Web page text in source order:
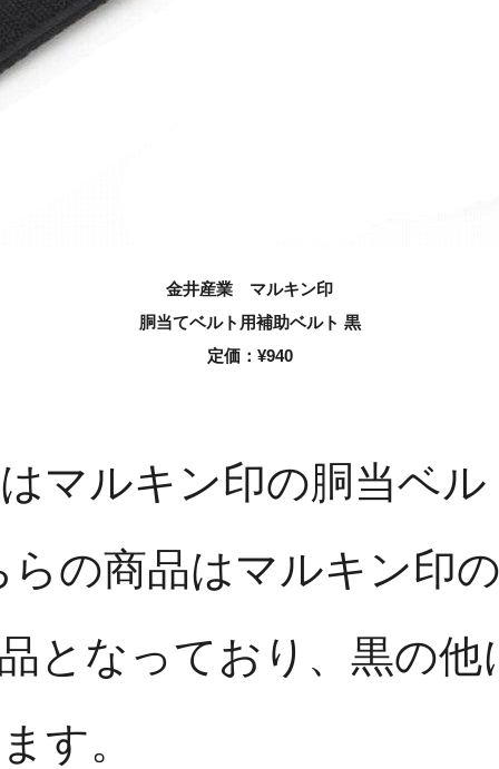
金井産業 マルキン印
胴当てベルト用補助ベルト 黒
定価： ¥940
マルキン印の胴当ベ
の商品はマルキン印
となっており、黒の他
す。